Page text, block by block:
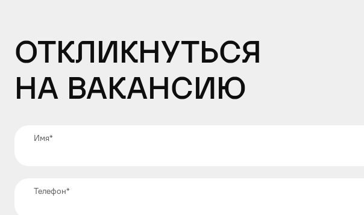
Откликнуться
на вакансию
Имя*
Телефон*